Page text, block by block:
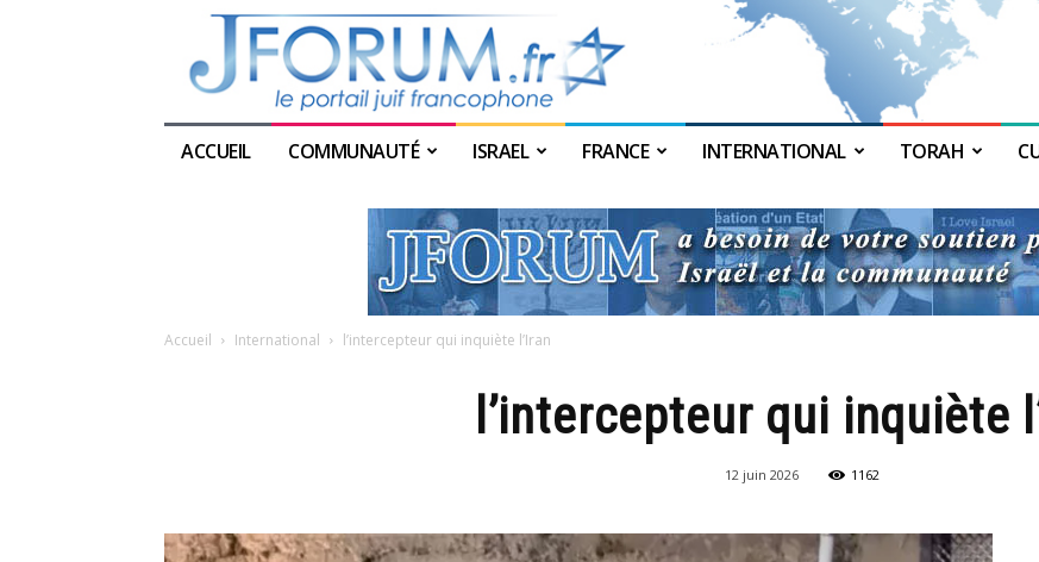
ACCUEIL COMMUNAUTÉ ISRAEL FRANCE INTERNATIONAL TORAH
Accueil International l’intercepteur qui inquiète l’Iran
l’intercepteur qui inquiète
12 juin 2026 1162